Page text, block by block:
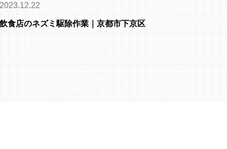
2023.12.22
飲食店のネズミ駆除作業｜京都市下京区